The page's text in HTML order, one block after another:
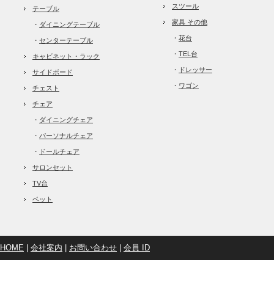
テーブル
・ ダイニングテーブル
・ センターテーブル
キャビネット・ラック
サイドボード
チェスト
チェア
・ ダイニングチェア
・ パーソナルチェア
・ ドールチェア
サロンセット
TV台
ベット
スツール
家具 その他
・ 花台
・ TEL台
・ ドレッサー
・ ワゴン
HOME 会社案内 お問い合わせ 会員 ID